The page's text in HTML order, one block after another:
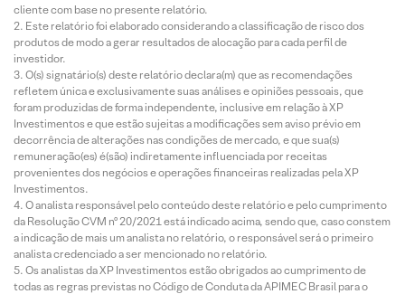
cliente com base no presente relatório.
Este relatório foi elaborado considerando a classificação de risco dos
produtos de modo a gerar resultados de alocação para cada perfil de
investidor.
O(s) signatário(s) deste relatório declara(m) que as recomendações
refletem única e exclusivamente suas análises e opiniões pessoais, que
foram produzidas de forma independente, inclusive em relação à XP
Investimentos e que estão sujeitas a modificações sem aviso prévio em
decorrência de alterações nas condições de mercado, e que sua(s)
remuneração(es) é(são) indiretamente influenciada por receitas
provenientes dos negócios e operações financeiras realizadas pela XP
Investimentos.
O analista responsável pelo conteúdo deste relatório e pelo cumprimento
da Resolução CVM nº 20/2021 está indicado acima, sendo que, caso constem
a indicação de mais um analista no relatório, o responsável será o primeiro
analista credenciado a ser mencionado no relatório.
Os analistas da XP Investimentos estão obrigados ao cumprimento de
todas as regras previstas no Código de Conduta da APIMEC Brasil para o